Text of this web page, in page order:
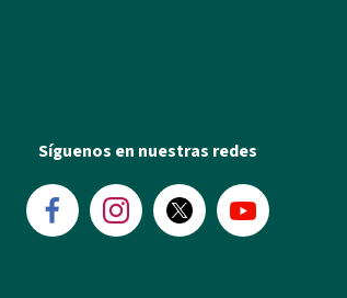
Síguenos en nuestras redes